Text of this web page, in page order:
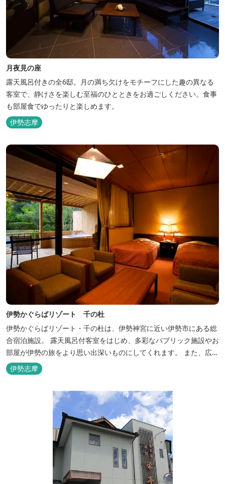
月夜見の座
露天風呂付きの全6邸。月の満ち欠けをモチーフにした趣の異なる
客室で、静けさを楽しむ至福のひとときをお過ごしください。食事
も部屋食でゆったりと楽しめます。
伊勢志摩
伊勢かぐらばリゾート 千の杜
伊勢かぐらばリゾート・千の杜は、伊勢神宮に近い伊勢市にある総
合宿泊施設。 露天風呂付客室をはじめ、多彩なパブリック施設やお
部屋が伊勢の旅をより思い出深いものにしてくれます。 また、広大
な敷地内にはテニスコート、野球場を始めとしたスポーツ施設や、
ウォータースライダーを有する流水プール、お子様が楽しめる児童
遊園など、様々なアウトドア施設がございます。杜の自然を感じな
がら、充実した伊勢の一日を...
伊勢志摩